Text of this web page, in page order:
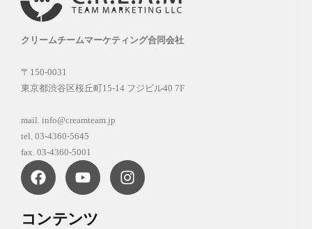
クリームチームマーケティング合同会社
〒150-0031
東京都渋谷区桜丘町15-14 フジビル40 7F
mail. info@creamteam.jp
tel. 03-4360-5645
fax. 03-4360-5001
コンテンツ